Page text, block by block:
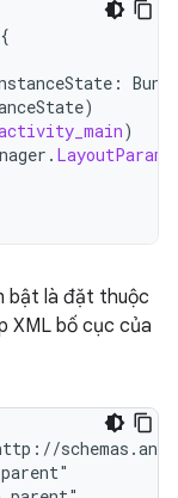
{
:
)
)
. LayoutParams
bật là đặt thuộc
XML bố cục của